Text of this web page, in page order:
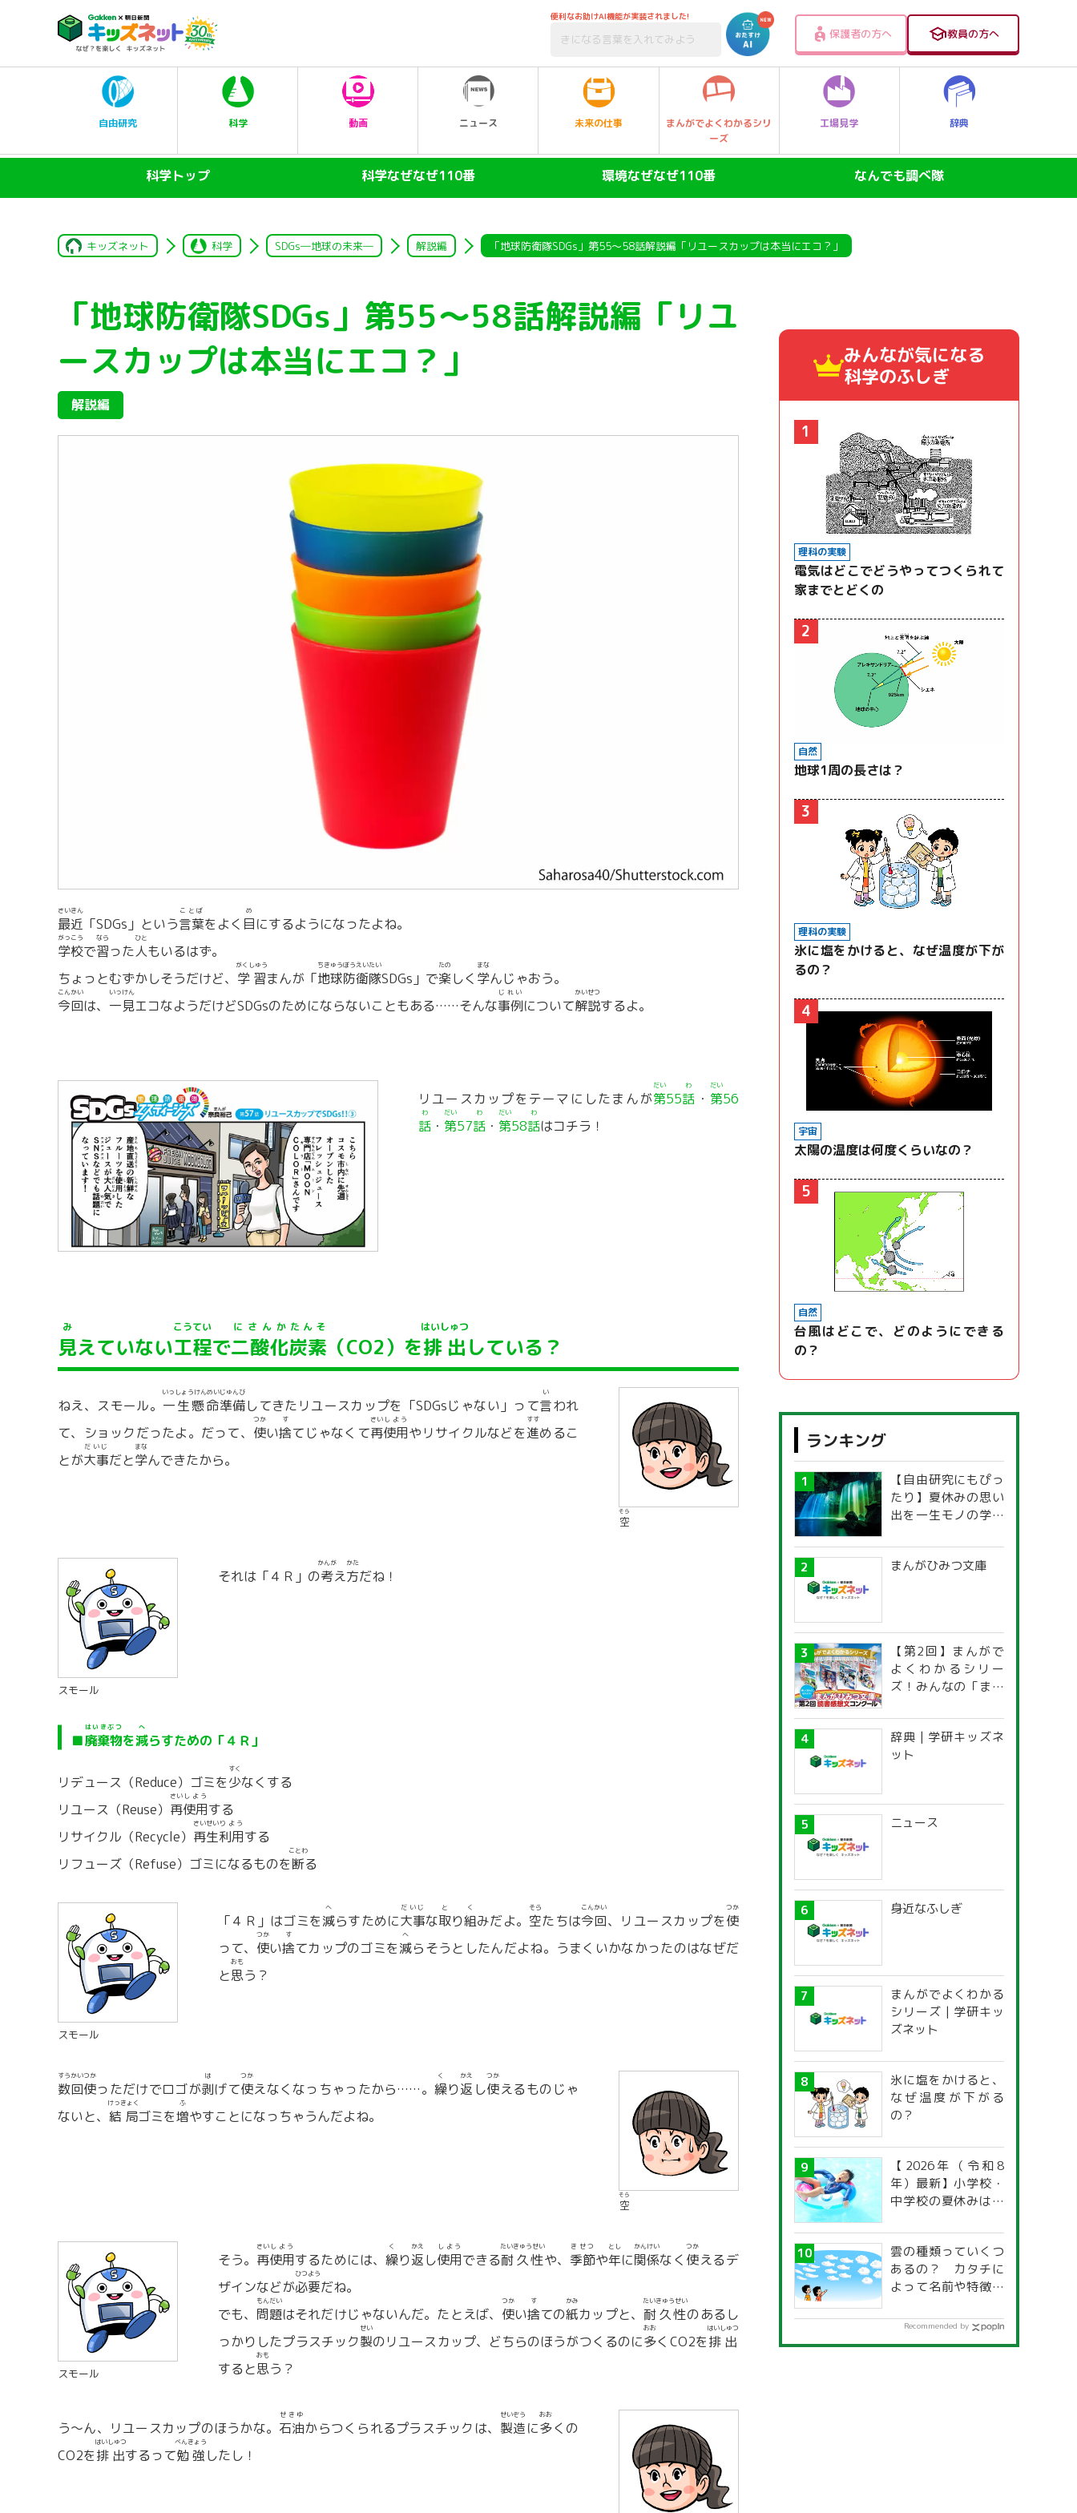
便利なお助けAI機能が実装されました!
保護者の方へ 教員の方へ
自由研究 科学 動画 ニュース 未来の仕事
まんがでよくわかるシリ
ーズ
工場見学 辞典
科学トップ 科学なぜなぜ110番
陸の動物
水の動物
植物
宇宙
身近なふしぎ
理科の実験
環境なぜなぜ110番
自然・生物
ゴミ・リサイクル
なんでも調べ隊
キッズネット 科学 SDGs―地球の未来― 解説編 「地球防衛隊SDGs」第55～58話解説編「リユースカップは本当にエコ？」
「地球防衛隊SDGs」第55～58話解説編「リユ
ースカップは本当にエコ？」
解説編
最近
さいきん
「SDGs」という言葉
ことば
をよく 目
め
にするようになったよね。
学校
がっこう
で習
なら
った人
ひと
もいるはず。
ちょっとむずかしそうだけど、 学習
がくしゅう
まんが「地球
ちきゅう
防衛
ぼうえい
隊
たい
SDGs」で楽
たの
しく 学
まな
んじゃおう。
今回
こんかい
は、 一見
いっけん
エコなようだけどSDGsのためにならないこともある……そんな事例
じれい
について解説
かいせつ
するよ。
リユースカップをテーマにしたまんが第
だい
55話
わ
・ 第
だい
56
話
わ
・ 第
だい
57話
わ
・ 第
だい
58話
わ
はコチラ！
見
み
えていない工程
こうてい
で二酸化
にさんか
炭素
たんそ
（CO2）を排出
はいしゅつ
している？
空
そら
ねえ、スモール。 一生懸命
いっしょうけんめい
準備
じゅんび
してきたリユースカップを「SDGsじゃない」って言
い
われ
て、ショックだったよ。だって、 使
つか
い捨
す
てじゃなくて再
さい
使用
しよう
やリサイクルなどを進
すす
めるこ
とが大事
だいじ
だと学
まな
んできたから。
スモール
それは「４Ｒ」の考
かんが
え方
かた
だね！
■廃棄物
はいきぶつ
を減
へ
らすための「４Ｒ」
リデュース（Reduce）ゴミを少
すく
なくする
リユース（Reuse） 再
さい
使用
しよう
する
リサイクル（Recycle） 再生
さいせい
利用
りよう
する
リフューズ（Refuse）ゴミになるものを断
ことわ
る
スモール
「４Ｒ」はゴミを減
へ
らすために大事
だいじ
な取
と
り組
く
みだよ。 空
そら
たちは今回
こんかい
、リユースカップを使
つか
って、 使
つか
い捨
す
てカップのゴミを減
へ
らそうとしたんだよね。うまくいかなかったのはなぜだ
と思
おも
う？
空
そら
数回
すうかい
使
つか
っただけでロゴが剥
は
げて使
つか
えなくなっちゃったから……。 繰
く
り返
かえ
し使
つか
えるものじゃ
ないと、 結局
けっきょく
ゴミを増
ふ
やすことになっちゃうんだよね。
スモール
そう。 再
さい
使用
しよう
するためには、 繰
く
り返
かえ
し使用
しよう
できる耐久性
たいきゅうせい
や、 季節
きせつ
や年
とし
に関係
かんけい
なく 使
つか
えるデ
ザインなどが必要
ひつよう
だね。
でも、 問題
もんだい
はそれだけじゃないんだ。たとえば、 使
つか
い捨
す
ての紙
かみ
カップと、 耐久性
たいきゅうせい
のあるし
っかりしたプラスチック製
せい
のリユースカップ、どちらのほうがつくるのに多
おお
くCO2を排出
はいしゅつ
すると思
おも
う？
う～ん、リユースカップのほうかな。 石油
せきゆ
からつくられるプラスチックは、 製造
せいぞう
に多
おお
くの
CO2を排出
はいしゅつ
するって勉強
べんきょう
したし！
みんなが気になる
科学のふしぎ
1
理科の実験
電気はどこでどうやってつくられて
家までとどくの
2
自然
地球1周の長さは？
3
理科の実験
氷に塩をかけると、なぜ温度が下が
るの？
4
宇宙
太陽の温度は何度くらいなの？
5
自然
台風はどこで、どのようにできる
の？
ランキング
【自由研究にもぴっ
たり】夏休みの思い
出を一生モノの学び
探究ガイド
まんがひみつ文庫
【第2回】まんがで
よくわかるシリー
ズ！みんなの「まん
感想文コンクール
辞典 | 学研キッズネ
ット
ニュース
身近なふしぎ
まんがでよくわかる
シリーズ | 学研キッ
ズネット
氷に塩をかけると、
なぜ温度が下がる
の？
【2026年（令和8
年）最新】小学校・
中学校の夏休みはい
道府県別「夏季休暇
一覧」
雲の種類っていくつ
あるの？ カタチに
よって名前や特徴が
Recommended by